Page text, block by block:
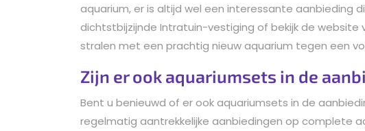
aquarium, er is altijd wel een interessante aanbieding
dichtstbijzijnde Intratuin-vestiging of bekijk de
stralen met een prachtig nieuw aquarium tegen een
Zijn er ook aquariumsets in de
Bent u benieuwd of er ook aquariumsets in de
regelmatig aantrekkelijke aanbiedingen op complete